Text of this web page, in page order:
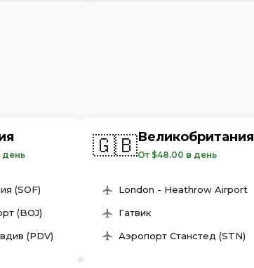
день
(SOF)
(BOJ)
(PDV)
🇬🇧Великобритания
От $48.00 в день
London - Heathrow Airport
Гатвик
Аэропорт Станстед (STN)